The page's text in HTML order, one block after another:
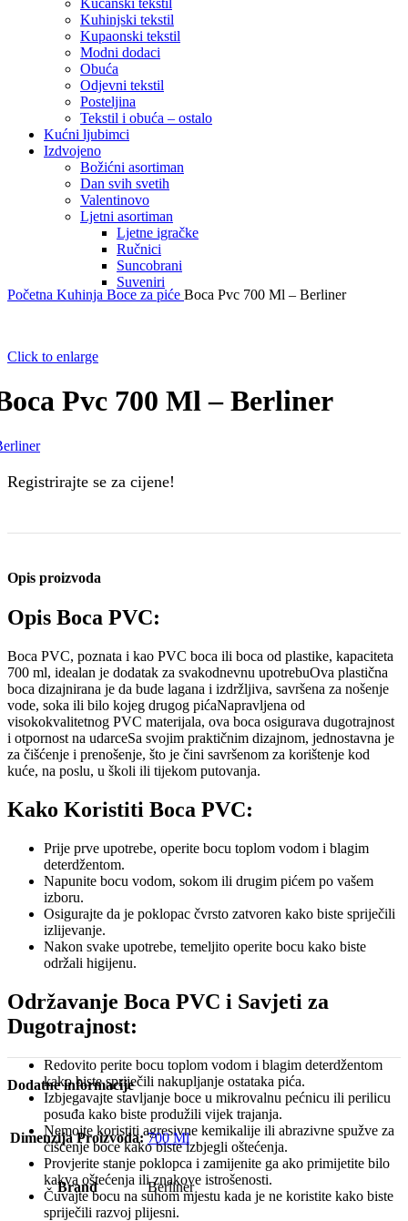
Kućanski tekstil
Kuhinjski tekstil
Kupaonski tekstil
Modni dodaci
Obuća
Odjevni tekstil
Posteljina
Tekstil i obuća – ostalo
Kućni ljubimci
Izdvojeno
Božićni asortiman
Dan svih svetih
Valentinovo
Ljetni asortiman
Ljetne igračke
Ručnici
Suncobrani
Suveniri
Početna Kuhinja Boce za piće Boca Pvc 700 Ml – Berliner
Click to enlarge
Pvc 700 Ml – Berliner
Registrirajte se za cijene!
Opis proizvoda
Opis Boca PVC:
Boca PVC, poznata i kao PVC boca ili boca od plastike, kapaciteta
700 ml, idealan je dodatak za svakodnevnu upotrebuOva plastična
boca dizajnirana je da bude lagana i izdržljiva, savršena za nošenje
vode, soka ili bilo kojeg drugog pićaNapravljena od
visokokvalitetnog PVC materijala, ova boca osigurava dugotrajnost
i otpornost na udarceSa svojim praktičnim dizajnom, jednostavna je
za čišćenje i prenošenje, što je čini savršenom za korištenje kod
kuće, na poslu, u školi ili tijekom putovanja.
Kako Koristiti Boca PVC:
Prije prve upotrebe, operite bocu toplom vodom i blagim
deterdžentom.
Napunite bocu vodom, sokom ili drugim pićem po vašem
izboru.
Osigurajte da je poklopac čvrsto zatvoren kako biste spriječili
izlijevanje.
Nakon svake upotrebe, temeljito operite bocu kako biste
održali higijenu.
Održavanje Boca PVC i Savjeti za
Dugotrajnost:
Redovito perite bocu toplom vodom i blagim deterdžentom
kako biste spriječili nakupljanje ostataka pića.
Izbjegavajte stavljanje boce u mikrovalnu pećnicu ili perilicu
posuđa kako biste produžili vijek trajanja.
Nemojte koristiti agresivne kemikalije ili abrazivne spužve za
čišćenje boce kako biste izbjegli oštećenja.
Provjerite stanje poklopca i zamijenite ga ako primijetite bilo
kakva oštećenja ili znakove istrošenosti.
Čuvajte bocu na suhom mjestu kada je ne koristite kako biste
spriječili razvoj plijesni.
Dodatne informacije
Dimenzija Proizvoda: 700 Ml
Brand Berliner